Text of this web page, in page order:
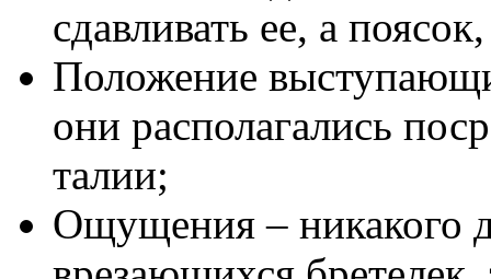
сдавливать ее, а
Положение
они располагались
талии;
Ощущения – никакого